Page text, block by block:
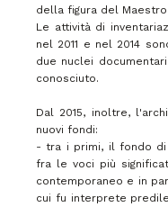
della figura del
Le attività di
nel 2011 e nel 2014
due nuclei
conosciuto.
Dal 2015, inoltre,
nuovi fondi:
- tra i primi, il fondo di
fra le voci più
contemporaneo e in
cui fu interprete